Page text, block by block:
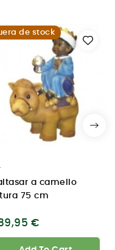
de stock
a camello
75 cm
€